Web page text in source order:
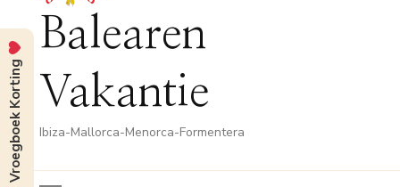
Balearen
Vakantie
Ibiza-Mallorca-Menorca-Formentera
Vroegboek Korting